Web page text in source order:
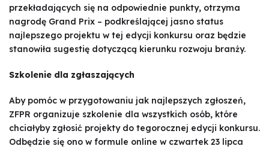
przekładających się na odpowiednie punkty, otrzyma
nagrodę Grand Prix – podkreślającej jasno status
najlepszego projektu w tej edycji konkursu oraz będzie
stanowiła sugestię dotyczącą kierunku rozwoju branży.
Szkolenie dla zgłaszających
Aby pomóc w przygotowaniu jak najlepszych zgłoszeń,
ZFPR organizuje szkolenie dla wszystkich osób, które
chciałyby zgłosić projekty do tegorocznej edycji konkursu.
Odbędzie się ono w formule online w czwartek 23 lipca